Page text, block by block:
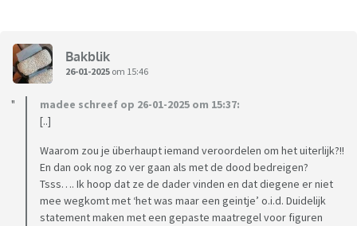
Bakblik
26-01-2025 om 15:46
madee schreef op 26-01-2025 om 15:37:
[..]
Waarom zou je überhaupt iemand veroordelen om het uiterlijk?!!
En dan ook nog zo ver gaan als met de dood bedreigen?
Tsss…. Ik hoop dat ze de dader vinden en dat diegene er niet
mee wegkomt met ‘het was maar een geintje’ o.i.d. Duidelijk
statement maken met een gepaste maatregel voor figuren